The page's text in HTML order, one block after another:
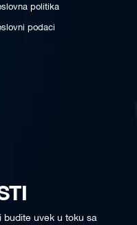
politika
podaci
budite uvek u toku sa